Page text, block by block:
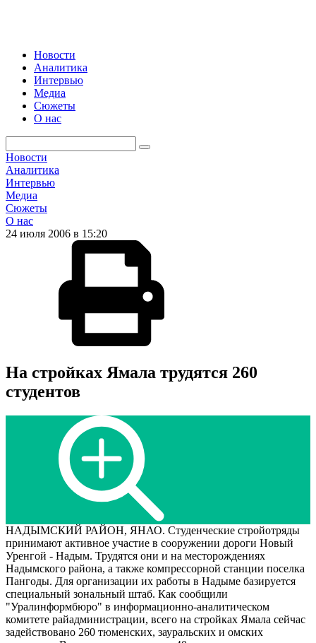
Новости
Аналитика
Интервью
Медиа
Сюжеты
О нас
Новости
Аналитика
Интервью
Медиа
Сюжеты
О нас
24 июля 2006 в 15:20
На стройках Ямала трудятся 260
студентов
НАДЫМСКИЙ РАЙОН, ЯНАО. Студенческие стройотряды
принимают активное участие в сооружении дороги Новый
Уренгой - Надым. Трудятся они и на месторождениях
Надымского района, а также компрессорной станции поселка
Пангоды. Для организации их работы в Надыме базируется
специальный зональный штаб. Как сообщили
"Уралинформбюро" в информационно-аналитическом
комитете райадминистрации, всего на стройках Ямала сейчас
задействовано 260 тюменских, зауральских и омских